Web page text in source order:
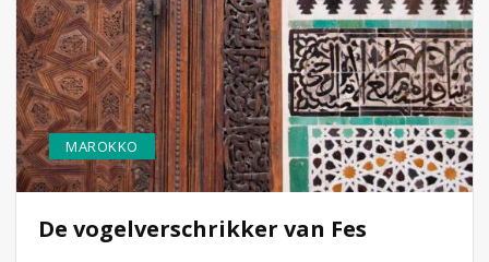
De vogelverschrikker van Fes
MAROKKO